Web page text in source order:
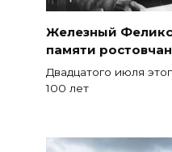
Железный
памяти ростовчан
Двадцатого июля
100 лет